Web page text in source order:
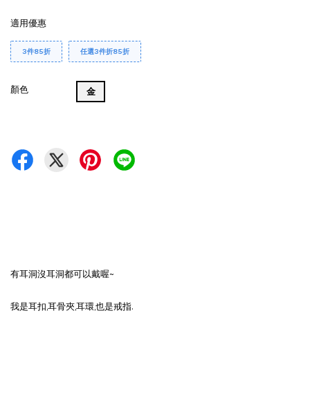
適用優惠
3件85折 任選3件折85折
顏色 金
有耳洞沒耳洞都可以戴喔~
我是耳扣,耳骨夾,耳環,也是戒指.